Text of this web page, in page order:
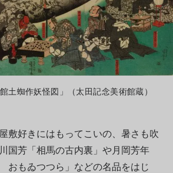
土蜘作妖怪図」（太田記念美術館蔵）
敷好きにはもってこいの、暑さも吹
国芳「相馬の古内裏」や月岡芳年
おもゐつつら」などの名品をはじ